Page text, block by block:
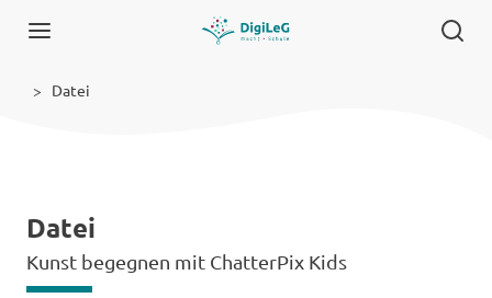
Datei
Datei
Kunst begegnen mit ChatterPix Kids